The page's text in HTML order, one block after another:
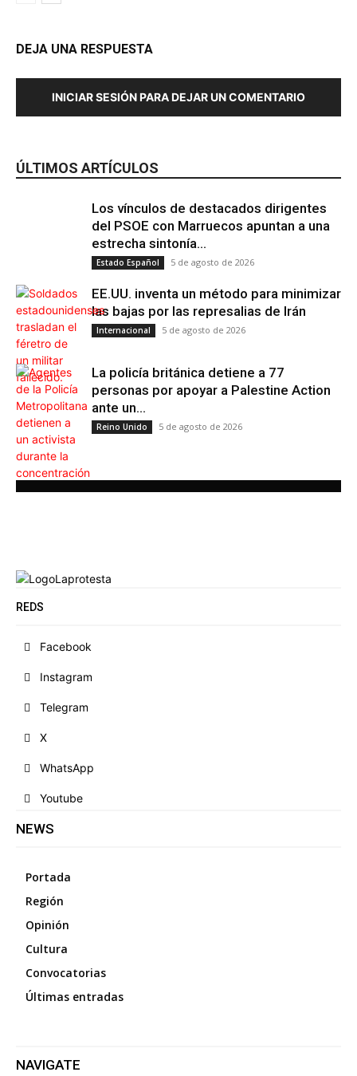
DEJA UNA RESPUESTA
INICIAR SESIÓN PARA DEJAR UN COMENTARIO
ÚLTIMOS ARTÍCULOS
Los vínculos de destacados dirigentes
del PSOE con Marruecos apuntan a una
estrecha sintonía...
Estado Español 5 de agosto de 2026
EE.UU. inventa un método para minimizar
las bajas por las represalias de Irán
Internacional 5 de agosto de 2026
La policía británica detiene a 77
personas por apoyar a Palestine Action
ante un...
Reino Unido 5 de agosto de 2026
REDS
Facebook
Instagram
Telegram
X
WhatsApp
Youtube
NEWS
Portada
Región
Opinión
Cultura
Convocatorias
Últimas entradas
NAVIGATE